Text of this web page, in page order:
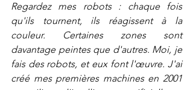
Regardez mes robots : chaque fois
qu'ils tournent, ils réagissent à la
couleur. Certaines zones sont
davantage peintes que d'autres. Moi, je
fais des robots, et eux font l'œuvre. J'ai
créé mes premières machines en 2001